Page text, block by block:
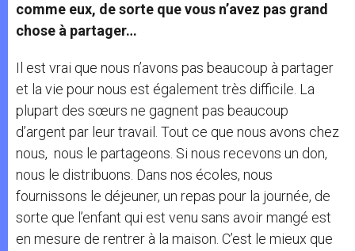
comme eux, de sorte que vous n’avez pas grand
chose à partager…
Il est vrai que nous n’avons pas beaucoup à partager
et la vie pour nous est également très difficile. La
plupart des sœurs ne gagnent pas beaucoup
d’argent par leur travail. Tout ce que nous avons chez
nous, nous le partageons. Si nous recevons un don,
nous le distribuons. Dans nos écoles, nous
fournissons le déjeuner, un repas pour la journée, de
sorte que l’enfant qui est venu sans avoir mangé est
en mesure de rentrer à la maison. C’est le mieux que